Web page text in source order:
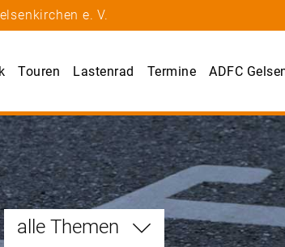
e. V.
Touren Lastenrad Termine ADFC
alle Themen